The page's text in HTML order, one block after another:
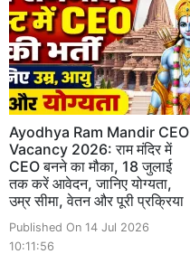
Ayodhya Ram Mandir CEO
Vacancy 2026: राम मंदिर में
CEO बनने का मौका, 18 जुलाई
तक करें आवेदन, जानिए योग्यता,
उम्र सीमा, वेतन और पूरी प्रक्रिया
Published On 14 Jul 2026
10:11:56